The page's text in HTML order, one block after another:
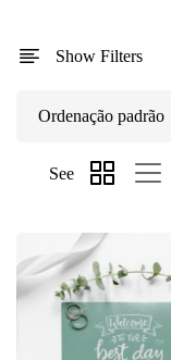
Show Filters
See